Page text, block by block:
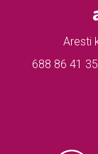
Aresti
688 86 41